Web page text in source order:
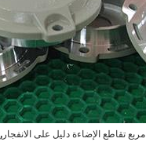
مربع تقاطع الإضاءة دليل على الانفجار ,